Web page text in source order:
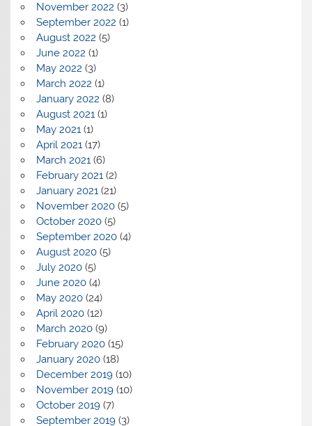
November 2022 (3)
September 2022 (1)
August 2022 (5)
June 2022 (1)
May 2022 (3)
March 2022 (1)
January 2022 (8)
August 2021(1)
May 2021(1)
April 2021(17)
March 2021(6)
February 2021(2)
January 2021(21)
November 2020(5)
October 2020(5)
September 2020(4)
August 2020(5)
July 2020(5)
June 2020(4)
May 2020(24)
April 2020(12)
March 2020(9)
February 2020(15)
January 2020(18)
December 2019(10)
November 2019(10)
October 2019(7)
September 2019(3)